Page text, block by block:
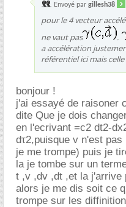
Envoyé par gillesh38
pour le 4 vecteur
ne vaut pas
.
a accélération
référentiel ici mais
bonjour !
j'ai essayé de raisoner
dite Que je dois
en l'ecrivant =c2 dt2-
dτ2,puisque v n'est
je me trompe) puis je
la je tombe sur un
t ,v ,dv ,dt ,et la j'arrive
alors je me dis soit ce
trompe sur les